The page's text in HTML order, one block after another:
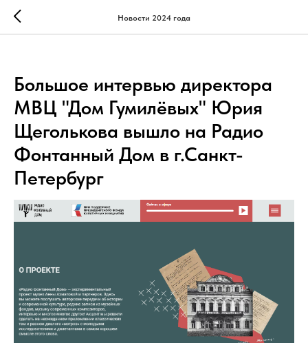
Новости 2024 года
Большое интервью директора
МВЦ "Дом Гумилёвых" Юрия
Щеголькова вышло на Радио
Фонтанный Дом в г.Санкт-
Петербург